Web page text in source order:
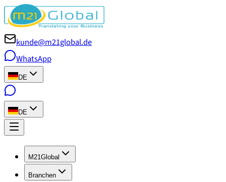
kunde@m21global.de
WhatsApp
DE
DE
M21Global
Branchen